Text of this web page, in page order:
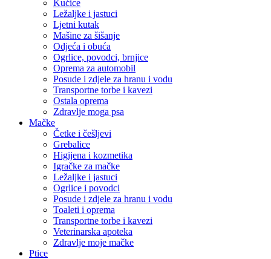
Kućice
Ležaljke i jastuci
Ljetni kutak
Mašine za šišanje
Odjeća i obuća
Ogrlice, povodci, brnjice
Oprema za automobil
Posude i zdjele za hranu i vodu
Transportne torbe i kavezi
Ostala oprema
Zdravlje moga psa
Mačke
Četke i češljevi
Grebalice
Higijena i kozmetika
Igračke za mačke
Ležaljke i jastuci
Ogrlice i povodci
Posude i zdjele za hranu i vodu
Toaleti i oprema
Transportne torbe i kavezi
Veterinarska apoteka
Zdravlje moje mačke
Ptice